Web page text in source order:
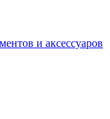
и аксессуаров